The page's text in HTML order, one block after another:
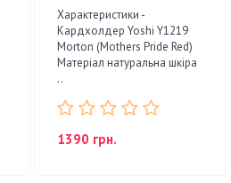
Характеристики -
Кардхолдер Yoshi Y1219
Morton (Mothers Pride Red)
Матеріал натуральна шкіра
..
1390 грн.